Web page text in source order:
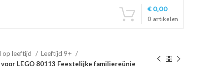
0 artikelen
€0,00
op leeftijd
Leeftijd 9+
LEGO 80113 Feestelijke familiereünie